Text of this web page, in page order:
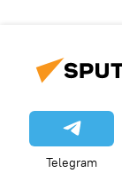
Telegram